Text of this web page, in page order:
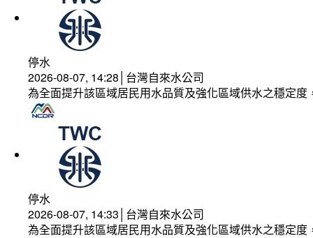
停水
2026-08-07, 14:28│台灣自來水公司
為全面提升該區域居民用水品質及強化區域供水之穩定
停水
2026-08-07, 14:33│台灣自來水公司
為全面提升該區域居民用水品質及強化區域供水之穩定